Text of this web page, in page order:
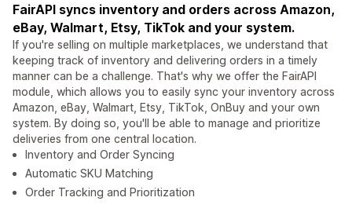
FairAPI syncs inventory and orders across Amazon,
eBay, Walmart, Etsy, TikTok and your system.
If you're selling on multiple marketplaces, we understand that
keeping track of inventory and delivering orders in a timely
manner can be a challenge. That's why we offer the FairAPI
module, which allows you to easily sync your inventory across
Amazon, eBay, Walmart, Etsy, TikTok, OnBuy and your own
system. By doing so, you'll be able to manage and prioritize
deliveries from one central location.
Inventory and Order Syncing
Automatic SKU Matching
Order Tracking and Prioritization